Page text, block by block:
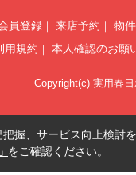
員登録 来店予約
物
用規約 本人確認のお願
Copyright(c) 実用春
握、サービス向上検討
をご確認ください。